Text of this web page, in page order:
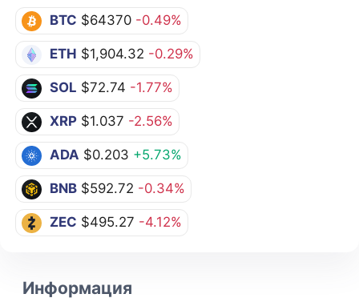
BTC $64370 -0.49%
ETH $1,904.32 -0.29%
SOL $72.74 -1.77%
XRP $1.037 -2.56%
ADA $0.203 +5.73%
BNB $592.72 -0.34%
ZEC $495.27 -4.12%
Информация